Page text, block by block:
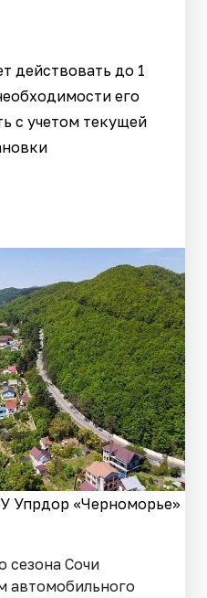
действовать до 1
его
с учетом текущей
Упрдор «Черноморье»
сезона Сочи
автомобильного